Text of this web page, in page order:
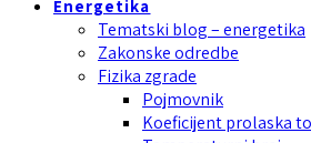
Energetika
Tematski blog – energetika
Zakonske odredbe
Fizika zgrade
Pojmovnik
Koeficijent prolaska